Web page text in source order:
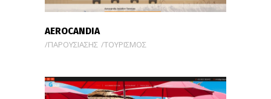
AEROCANDIA
ΠΑΡΟΥΣΙΑΣΗΣ ΤΟΥΡΙΣΜΟΣ